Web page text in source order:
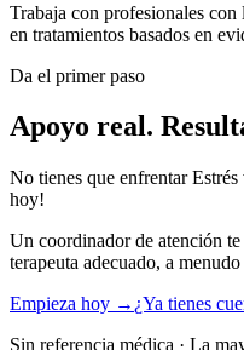
Trabaja con profesionales
en tratamientos basados en
Da el primer paso
Apoyo real.
No tienes que enfrentar
hoy!
Un coordinador de atención
terapeuta adecuado, a
Empieza hoy → ¿Ya tienes
Sin referencia médica · La